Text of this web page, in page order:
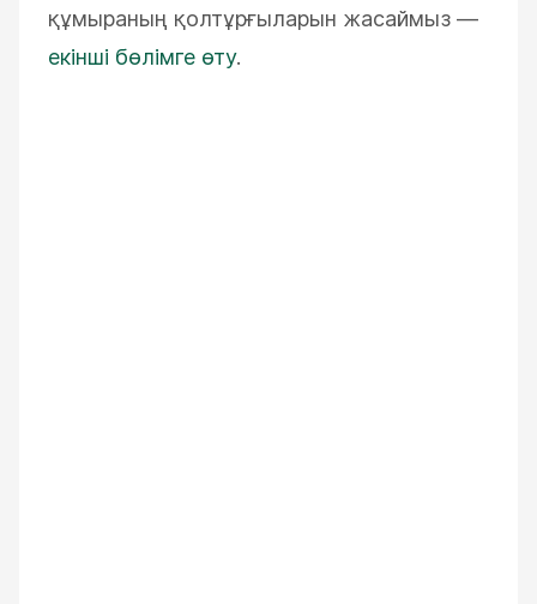
құмыраның қолтұрғыларын жасаймыз —
екінші бөлімге өту.